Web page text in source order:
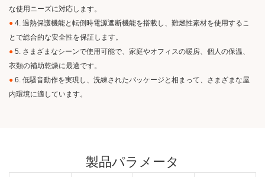
な使用ニーズに対応します。
● 4. 過熱保護機能と転倒時電源遮断機能を搭載し、難燃性素材を使用するこ
とで総合的な安全性を保証します。
● 5. さまざまなシーンで使用可能で、家庭やオフィスの暖房、個人の保温、
衣類の補助乾燥に最適です。
● 6. 低騒音動作を実現し、洗練されたパッケージと相まって、さまざまな屋
内環境に適しています。
製品パラメータ